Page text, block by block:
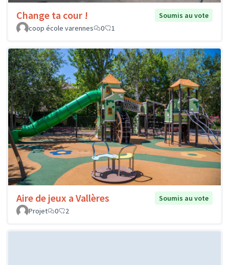
Change ta cour !
Soumis au vote
coop école varennes
0 1
Aire de jeux a Vallères
Soumis au vote
Projet
0 2